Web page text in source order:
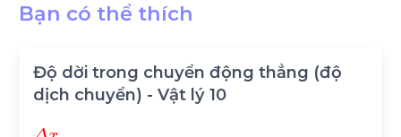
Bạn có thể thích
Độ dời trong chuyển động thẳng (độ
dịch chuyển) - Vật lý 10
Δ